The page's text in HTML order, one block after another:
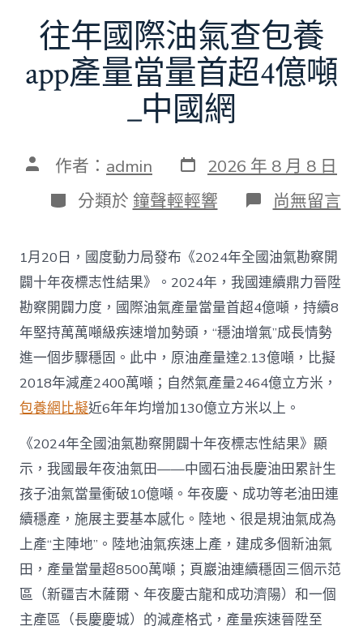
往年國際油氣查包養
app產量當量首超4億噸
_中國網
文 作者： admin 發
表
日
期
2026 年 8 月 8 日
分
類
分類於 鐘聲輕輕響 在
〈往
國
際
油
氣
查
包
養
app
產
量
當
首
超
4
億
噸
_
中
國
網〉
中
尚無留言
1月20日，國度動力局發布《2024年全國油氣勘察開
闢十年夜標志性結果》。2024年，我國連續鼎力晉陞
勘察開闢力度，國際油氣產量當量首超4億噸，持續8
年堅持萬萬噸級疾速增加勢頭，“穩油增氣”成長情勢
進一個步驟穩固。此中，原油產量達2.13億噸，比擬
2018年減產2400萬噸；自然氣產量2464億立方米，
包養網比擬近6年年均增加130億立方米以上。
《2024年全國油氣勘察開闢十年夜標志性結果》顯
示，我國最年夜油氣田——中國石油長慶油田累計生
孩子油氣當量衝破10億噸。年夜慶、成功等老油田連
續穩產，施展主要基本感化。陸地、很是規油氣成為
上產“主陣地”。陸地油氣疾速上產，建成多個新油氣
田，產量當量超8500萬噸；頁巖油連續穩固三個示范
區（新疆吉木薩爾、年夜慶古龍和成功濟陽）和一個
主產區（長慶慶城）的減產格式，產量疾速晉陞至